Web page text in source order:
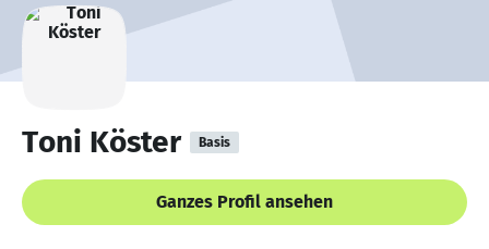
Toni Köster Basis
Ganzes Profil ansehen